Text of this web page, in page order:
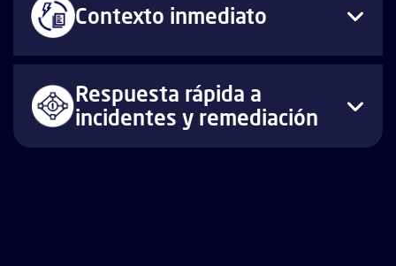
Contexto inmediato
Respuesta rápida a
incidentes y remediación